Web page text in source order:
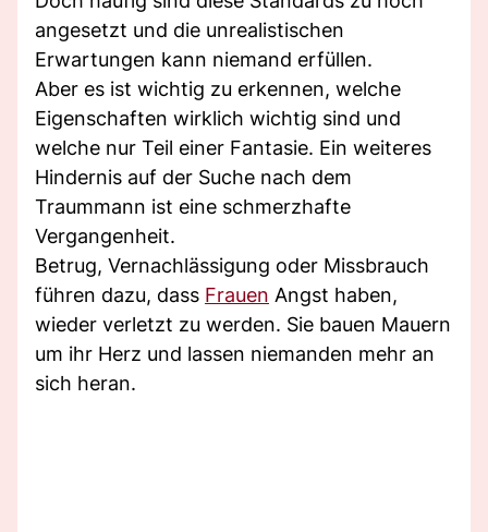
angesetzt und die unrealistischen
Erwartungen kann niemand erfüllen.
Aber es ist wichtig zu erkennen, welche
Eigenschaften wirklich wichtig sind und
welche nur Teil einer Fantasie. Ein weiteres
Hindernis auf der Suche nach dem
Traummann ist eine schmerzhafte
Vergangenheit.
Betrug, Vernachlässigung oder Missbrauch
führen dazu, dass Frauen Angst haben,
wieder verletzt zu werden. Sie bauen Mauern
um ihr Herz und lassen niemanden mehr an
sich heran.